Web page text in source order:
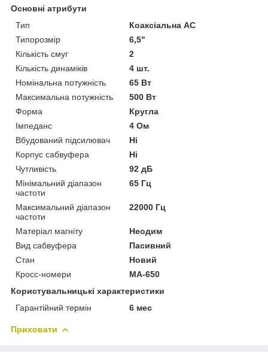
Основні атрибути
Тип
Коаксіальна АС
Типорозмір
6,5"
Кількість смуг
2
Кількість динаміків
4 шт.
Номінальна потужність
65 Вт
Максимальна потужність
500 Вт
Форма
Кругла
Імпеданс
4 Ом
Вбудований підсилювач
Ні
Корпус сабвуфера
Ні
Чутливість
92 дБ
Мінімальний діапазон
частоти
65 Гц
Максимальний діапазон
частоти
22000 Гц
Матеріал магніту
Неодим
Вид сабвуфера
Пасивний
Стан
Новий
Кросс-номери
MA-650
Користувальницькі характеристики
Гарантійний термін
6 мес
Приховати